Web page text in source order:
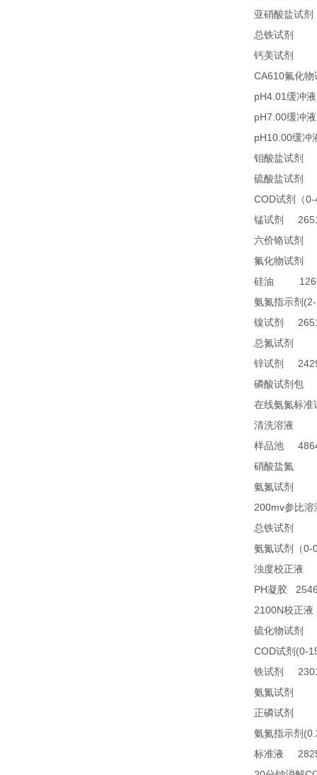
亚硝酸盐试剂
总铁试剂
钙美试剂
CA610氟化物
pH4.01 缓冲液
pH7.00缓冲液
pH10.00缓冲
钼酸盐试剂
硫酸盐试剂
COD试剂（
锰试剂
六价铬试剂
氟化物试剂
硅油
氨氮指示剂
镍试剂
总氮试剂
锌试剂
磷酸试剂包
在线氨氮标准
清洗溶液
样品池
硝酸盐氮
氨氮试剂
200mv参比溶
总铁试剂
氨氮试剂（0-
浊度校正液
PH凝胶
2100N校正液
硫化物试剂
COD试剂 (0-
铁试剂
氨氮试剂
正磷试剂
氨氮指示剂
标准液